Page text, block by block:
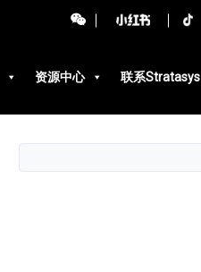
资源中心 联系Stratasys